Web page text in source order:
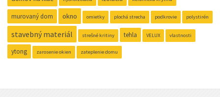
murovaný dom okno omietky plochá strecha podkrovie polystirén
stavebný materiál strešné kritiny tehla VELUX vlastnosti
ytong zarosenie okien zateplenie domu